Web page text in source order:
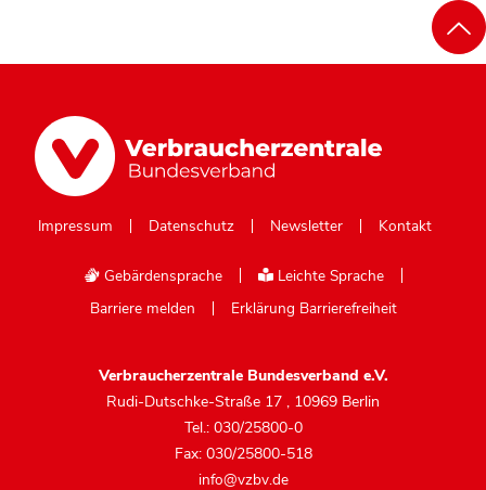
Impressum Datenschutz Newsletter Kontakt
Gebärdensprache
Leichte Sprache
Barriere melden
Erklärung Barrierefreiheit
Verbraucherzentrale Bundesverband e.V.
Rudi-Dutschke-Straße 17 , 10969 Berlin
Tel.: 030/25800-0
Fax: 030/25800-518
info@vzbv.de